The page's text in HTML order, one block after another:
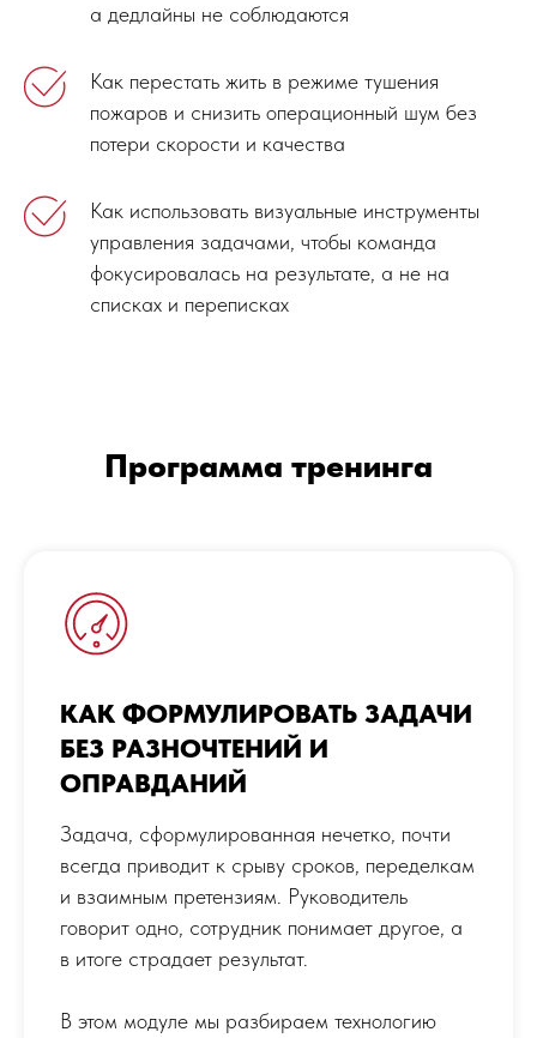
а дедлайны не соблюдаются
Как перестать жить в режиме тушения
пожаров и снизить операционный шум без
потери скорости и качества
Как использовать визуальные инструменты
управления задачами, чтобы команда
фокусировалась на результате, а не на
списках и переписках
Программа тренинга
КАК ФОРМУЛИРОВАТЬ ЗАДАЧИ
БЕЗ РАЗНОЧТЕНИЙ И
ОПРАВДАНИЙ
Задача, сформулированная нечетко, почти
всегда приводит к срыву сроков, переделкам
и взаимным претензиям. Руководитель
говорит одно, сотрудник понимает другое, а
в итоге страдает результат.
В этом модуле мы разбираем технологию